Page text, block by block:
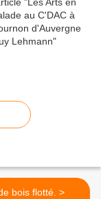
Brut de bois flotté. >